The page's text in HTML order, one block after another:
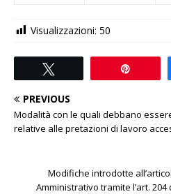
Visualizzazioni: 50
PREVIOUS
Modalità con le quali debbano
relative alle pretazioni di lavoro
Modifiche introdotte
Amministrativo tramite l’art.